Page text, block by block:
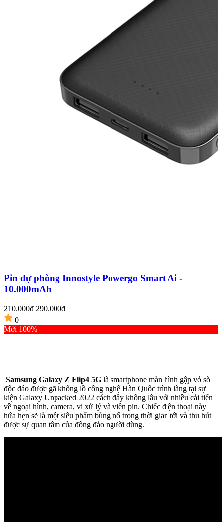
Pin dự phòng Innostyle Powergo Smart Ai -
10.000mAh
210.000đ 290.000đ
0
Mới 100%
Samsung Galaxy Z Flip4 5G là smartphone màn hình gập vỏ sò
độc đáo được gã khổng lồ công nghệ Hàn Quốc trình làng tại sự
kiện Galaxy Unpacked 2022 cách đây không lâu với nhiều cải tiến
về ngoại hình, camera, vi xử lý và viên pin. Chiếc điện thoại này
hứa hẹn sẽ là một siêu phẩm bùng nổ trong thời gian tới và thu hút
được sự quan tâm của đông đảo người dùng.